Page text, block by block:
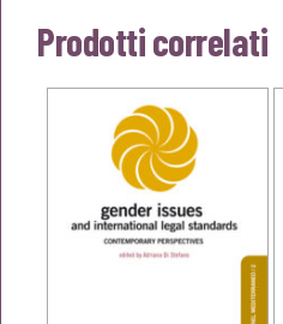
Prodotti correlati